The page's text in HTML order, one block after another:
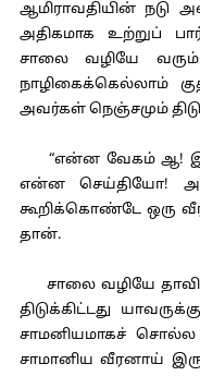
ஆமிராவதியின் நடு
அதிகமாக உற்றுப்
சாலை வழியே வரும்
நாழிகைக்கெல்லாம்
அவர்கள் நெஞ்சமும்
“என்ன வேகம் ஆ!
என்ன செய்தியோ!
கூறிக்கொண்டே ஒரு
தான்.
சாலை வழியே
திடுக்கிட்டது
சாமனியமாகச் சொல்ல
சாமானிய வீரனாய்